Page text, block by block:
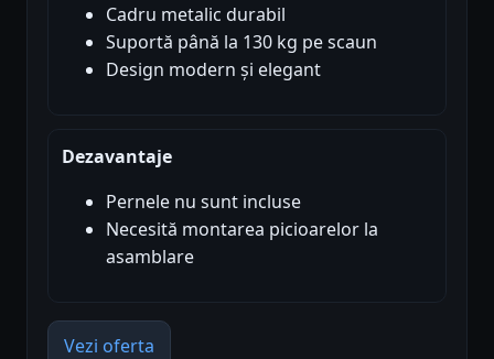
Cadru metalic durabil
Suportă până la 130 kg pe scaun
Design modern și elegant
Dezavantaje
Pernele nu sunt incluse
Necesită montarea picioarelor la
asamblare
Vezi oferta